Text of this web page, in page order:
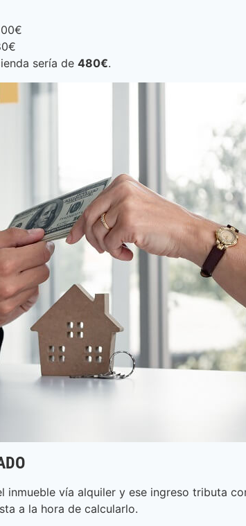
sería de 480€.
vía alquiler y ese ingreso tributa
a la hora de calcularlo.